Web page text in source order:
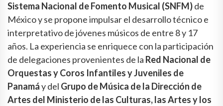
Sistema Nacional de Fomento Musical (SNFM)de
México y se propone impulsar el desarrollo técnico e
interpretativo de jóvenes músicos de entre 8 y 17
años. La experiencia se enriquece con la participación
de delegaciones provenientes de la Red Nacional de
Orquestas y Coros Infantiles y Juveniles de
Panamáy del Grupo de Música de la Dirección de
Artes del Ministerio de las Culturas, las Artes y los